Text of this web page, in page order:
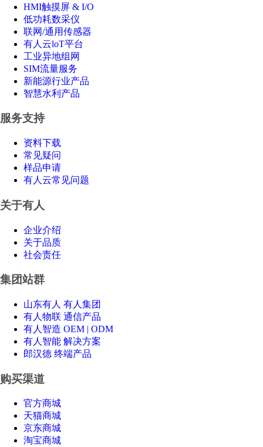
HMI触摸屏 & I/O
低功耗数采仪
联网/通用传感器
有人云loT平台
工业异地组网
SIM流量服务
新能源行业产品
智慧水利产品
服务支持
资料下载
常见疑问
样品申请
有人云常见问题
关于有人
企业介绍
关于品质
社会责任
集团站群
山东有人 有人集团
有人物联 通信产品
有人智造 OEM | ODM
有人智能 解决方案
郎汉德 终端产品
购买渠道
官方商城
天猫商城
京东商城
淘宝商城